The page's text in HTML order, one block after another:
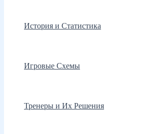
История и Статистика
Игровые Схемы
Тренеры и Их Решения